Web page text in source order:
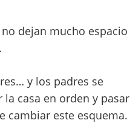
dejan mucho espacio
y los padres se
casa en orden y pasar
cambiar este esquema.